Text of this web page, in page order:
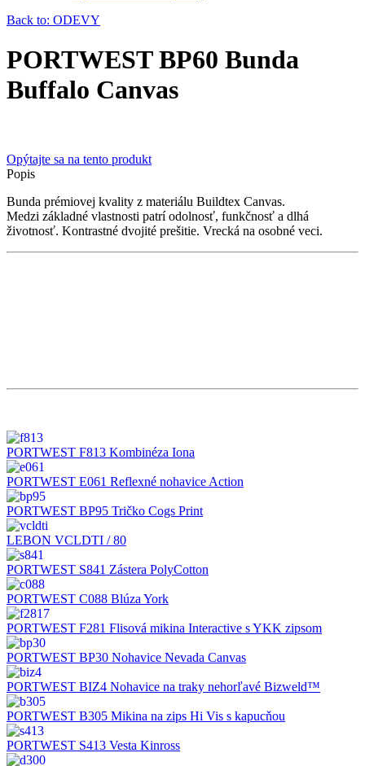
Back to: ODEVY
PORTWEST BP60 Bunda
Buffalo Canvas
Opýtajte sa na tento produkt
Popis
Bunda prémiovej kvality z materiálu Buildtex Canvas.
Medzi základné vlastnosti patrí odolnosť, funkčnosť a dlhá
životnosť. Kontrastné dvojité prešitie. Vrecká na osobné veci.
PORTWEST F813 Kombinéza Iona
PORTWEST E061 Reflexné nohavice Action
PORTWEST BP95 Tričko Cogs Print
LEBON VCLDTI / 80
PORTWEST S841 Zástera PolyCotton
PORTWEST C088 Blúza York
PORTWEST F281 Flisová mikina Interactive s YKK zipsom
PORTWEST BP30 Nohavice Nevada Canvas
PORTWEST BIZ4 Nohavice na traky nehorľavé Bizweld™
PORTWEST B305 Mikina na zips Hi Vis s kapucňou
PORTWEST S413 Vesta Kinross